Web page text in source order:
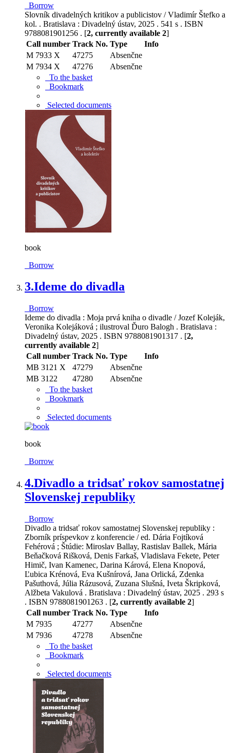
Borrow
Slovník divadelných kritikov a publicistov / Vladimír Štefko a
kol. . Bratislava : Divadelný ústav, 2025 . 541 s . ISBN
9788081901256 . [2, currently available 2]
Call number Track No. Type
Info
M 7933 X
47275
Absenčne
M 7934 X
47276
Absenčne
To the basket
Bookmark
Selected documents
book
Borrow
3.Ideme do divadla
Borrow
Ideme do divadla : Moja prvá kniha o divadle / Jozef Koleják,
Veronika Kolejáková ; ilustroval Ďuro Balogh . Bratislava :
Divadelný ústav, 2025 . ISBN 9788081901317 . [2,
currently available 2]
Call number Track No. Type
Info
MB 3121 X
47279
Absenčne
MB 3122
47280
Absenčne
To the basket
Bookmark
Selected documents
book
Borrow
4.Divadlo a tridsať rokov samostatnej
Slovenskej republiky
Borrow
Divadlo a tridsať rokov samostatnej Slovenskej republiky :
Zborník príspevkov z konferencie / ed. Dária Fojtíková
Fehérová ; Štúdie: Miroslav Ballay, Rastislav Ballek, Mária
Beňačková Rišková, Denis Farkaš, Vladislava Fekete, Peter
Himič, Ivan Kamenec, Darina Kárová, Elena Knopová,
Ľubica Krénová, Eva Kušnírová, Jana Orlická, Zdenka
Pašuthová, Júlia Rázusová, Zuzana Slušná, Iveta Škripková,
Alžbeta Vakulová . Bratislava : Divadelný ústav, 2025 . 293 s
. ISBN 9788081901263 . [2, currently available 2]
Call number Track No. Type
Info
M 7935
47277
Absenčne
M 7936
47278
Absenčne
To the basket
Bookmark
Selected documents